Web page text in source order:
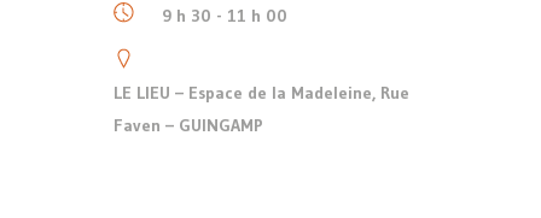
9 h 30 - 11 h 00
LE LIEU – Espace de la Madeleine, Rue
Faven – GUINGAMP